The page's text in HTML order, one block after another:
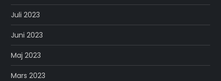
Juli 2023
Juni 2023
Maj 2023
Mars 2023